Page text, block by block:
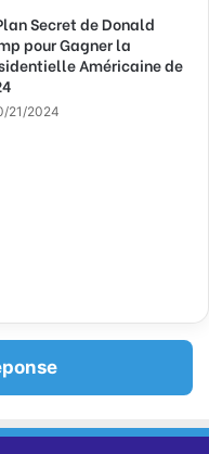
Secret de Donald
pour Gagner la
Américaine de
21/2024